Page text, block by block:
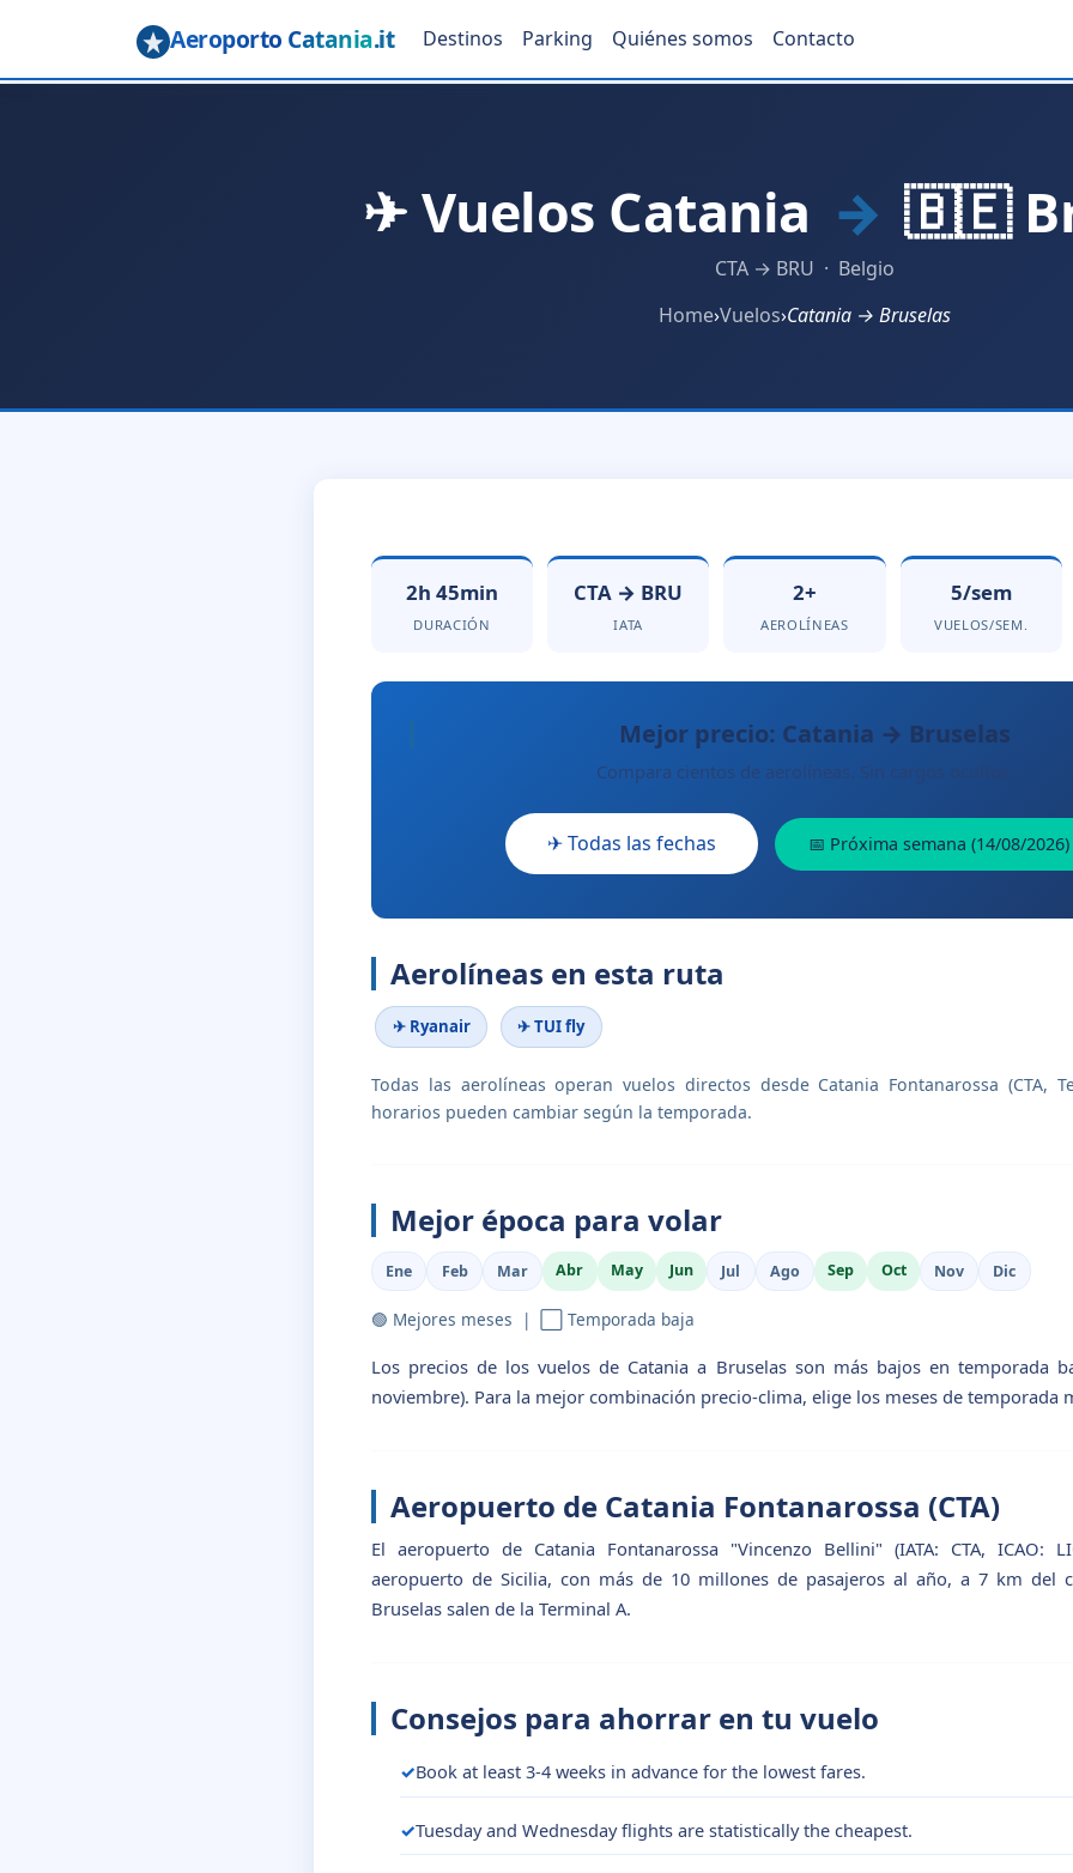
Aeroporto Catania.it Destinos Parking Quiénes somos Contacto
✈ Vuelos Catania → 🇧🇪
CTA → BRU · Belgio
Home›Vuelos›Catania → Bruselas
2h 45min
DURACIÓN
CTA → BRU
IATA
2+
AEROLÍNEAS
5/sem
VUELOS/SEM.
Mejor precio: Catania → Bruselas
Compara cientos de aerolíneas. Sin cargos ocultos.
✈ Todas las fechas 📅 Próxima semana (14/08/2026)
Aerolíneas en esta ruta
✈ Ryanair ✈ TUI fly
Todas las aerolíneas operan vuelos directos desde Catania Fontanarossa (CTA,
horarios pueden cambiar según la temporada.
Mejor época para volar
Ene Feb Mar Abr May Jun Jul Ago Sep Oct Nov Dic
🟢 Mejores meses | ⬜ Temporada baja
Los precios de los vuelos de Catania a Bruselas son más bajos en temporada
noviembre). Para la mejor combinación precio-clima, elige los meses de temporada
Aeropuerto de Catania Fontanarossa (CTA)
El aeropuerto de Catania Fontanarossa "Vincenzo Bellini" (IATA: CTA, ICAO:
aeropuerto de Sicilia, con más de 10 millones de pasajeros al año, a 7 km del
Bruselas salen de la Terminal A.
Consejos para ahorrar en tu vuelo
Book at least 3-4 weeks in advance for the lowest fares.
Tuesday and Wednesday flights are statistically the cheapest.